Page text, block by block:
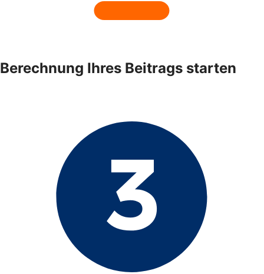
Berechnung Ihres Beitrags starten